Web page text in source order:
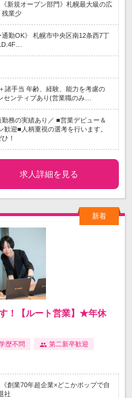
新規オープン部門》札幌最大級の広
残業少
通勤OK》 札幌市中央区南12条西7丁
諸手当 年齢、経験、能力を考慮の
センティブあり(営業職のみ…
務の実績あり／ ■営業デビュー＆
歓迎■人柄重視の選考を行います。
！
求人詳細を見る
！【ルート営業】★年休
歴不問 第二新卒歓迎
創業70年超企業×どこかポップで自
社